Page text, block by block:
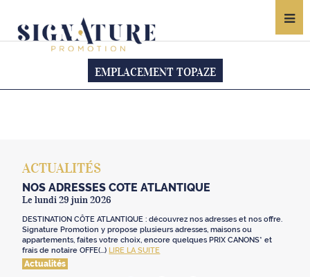
EMPLACEMENT TOPAZE
ACTUALITÉS
NOS ADRESSES CÔTE ATLANTIQUE
Le lundi 29 juin 2026
DESTINATION CÔTE ATLANTIQUE : découvrez nos adresses et nos offre.
Signature Promotion y propose plusieurs adresses, maisons ou
appartements, faites votre choix, encore quelques PRIX CANONS* et
frais de notaire OFFE(...) LIRE LA SUITE
Actualités